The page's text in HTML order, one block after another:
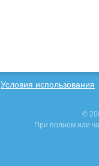
Условия использования
©
При полном или